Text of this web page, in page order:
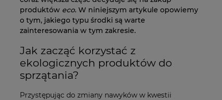
produktów eco. W niniejszym artykule opowiemy
o tym, jakiego typu środki są warte
zainteresowania w tym zakresie.
Jak zacząć korzystać z
ekologicznych produktów do
sprzątania?
Przystępując do zmiany nawyków w kwestii